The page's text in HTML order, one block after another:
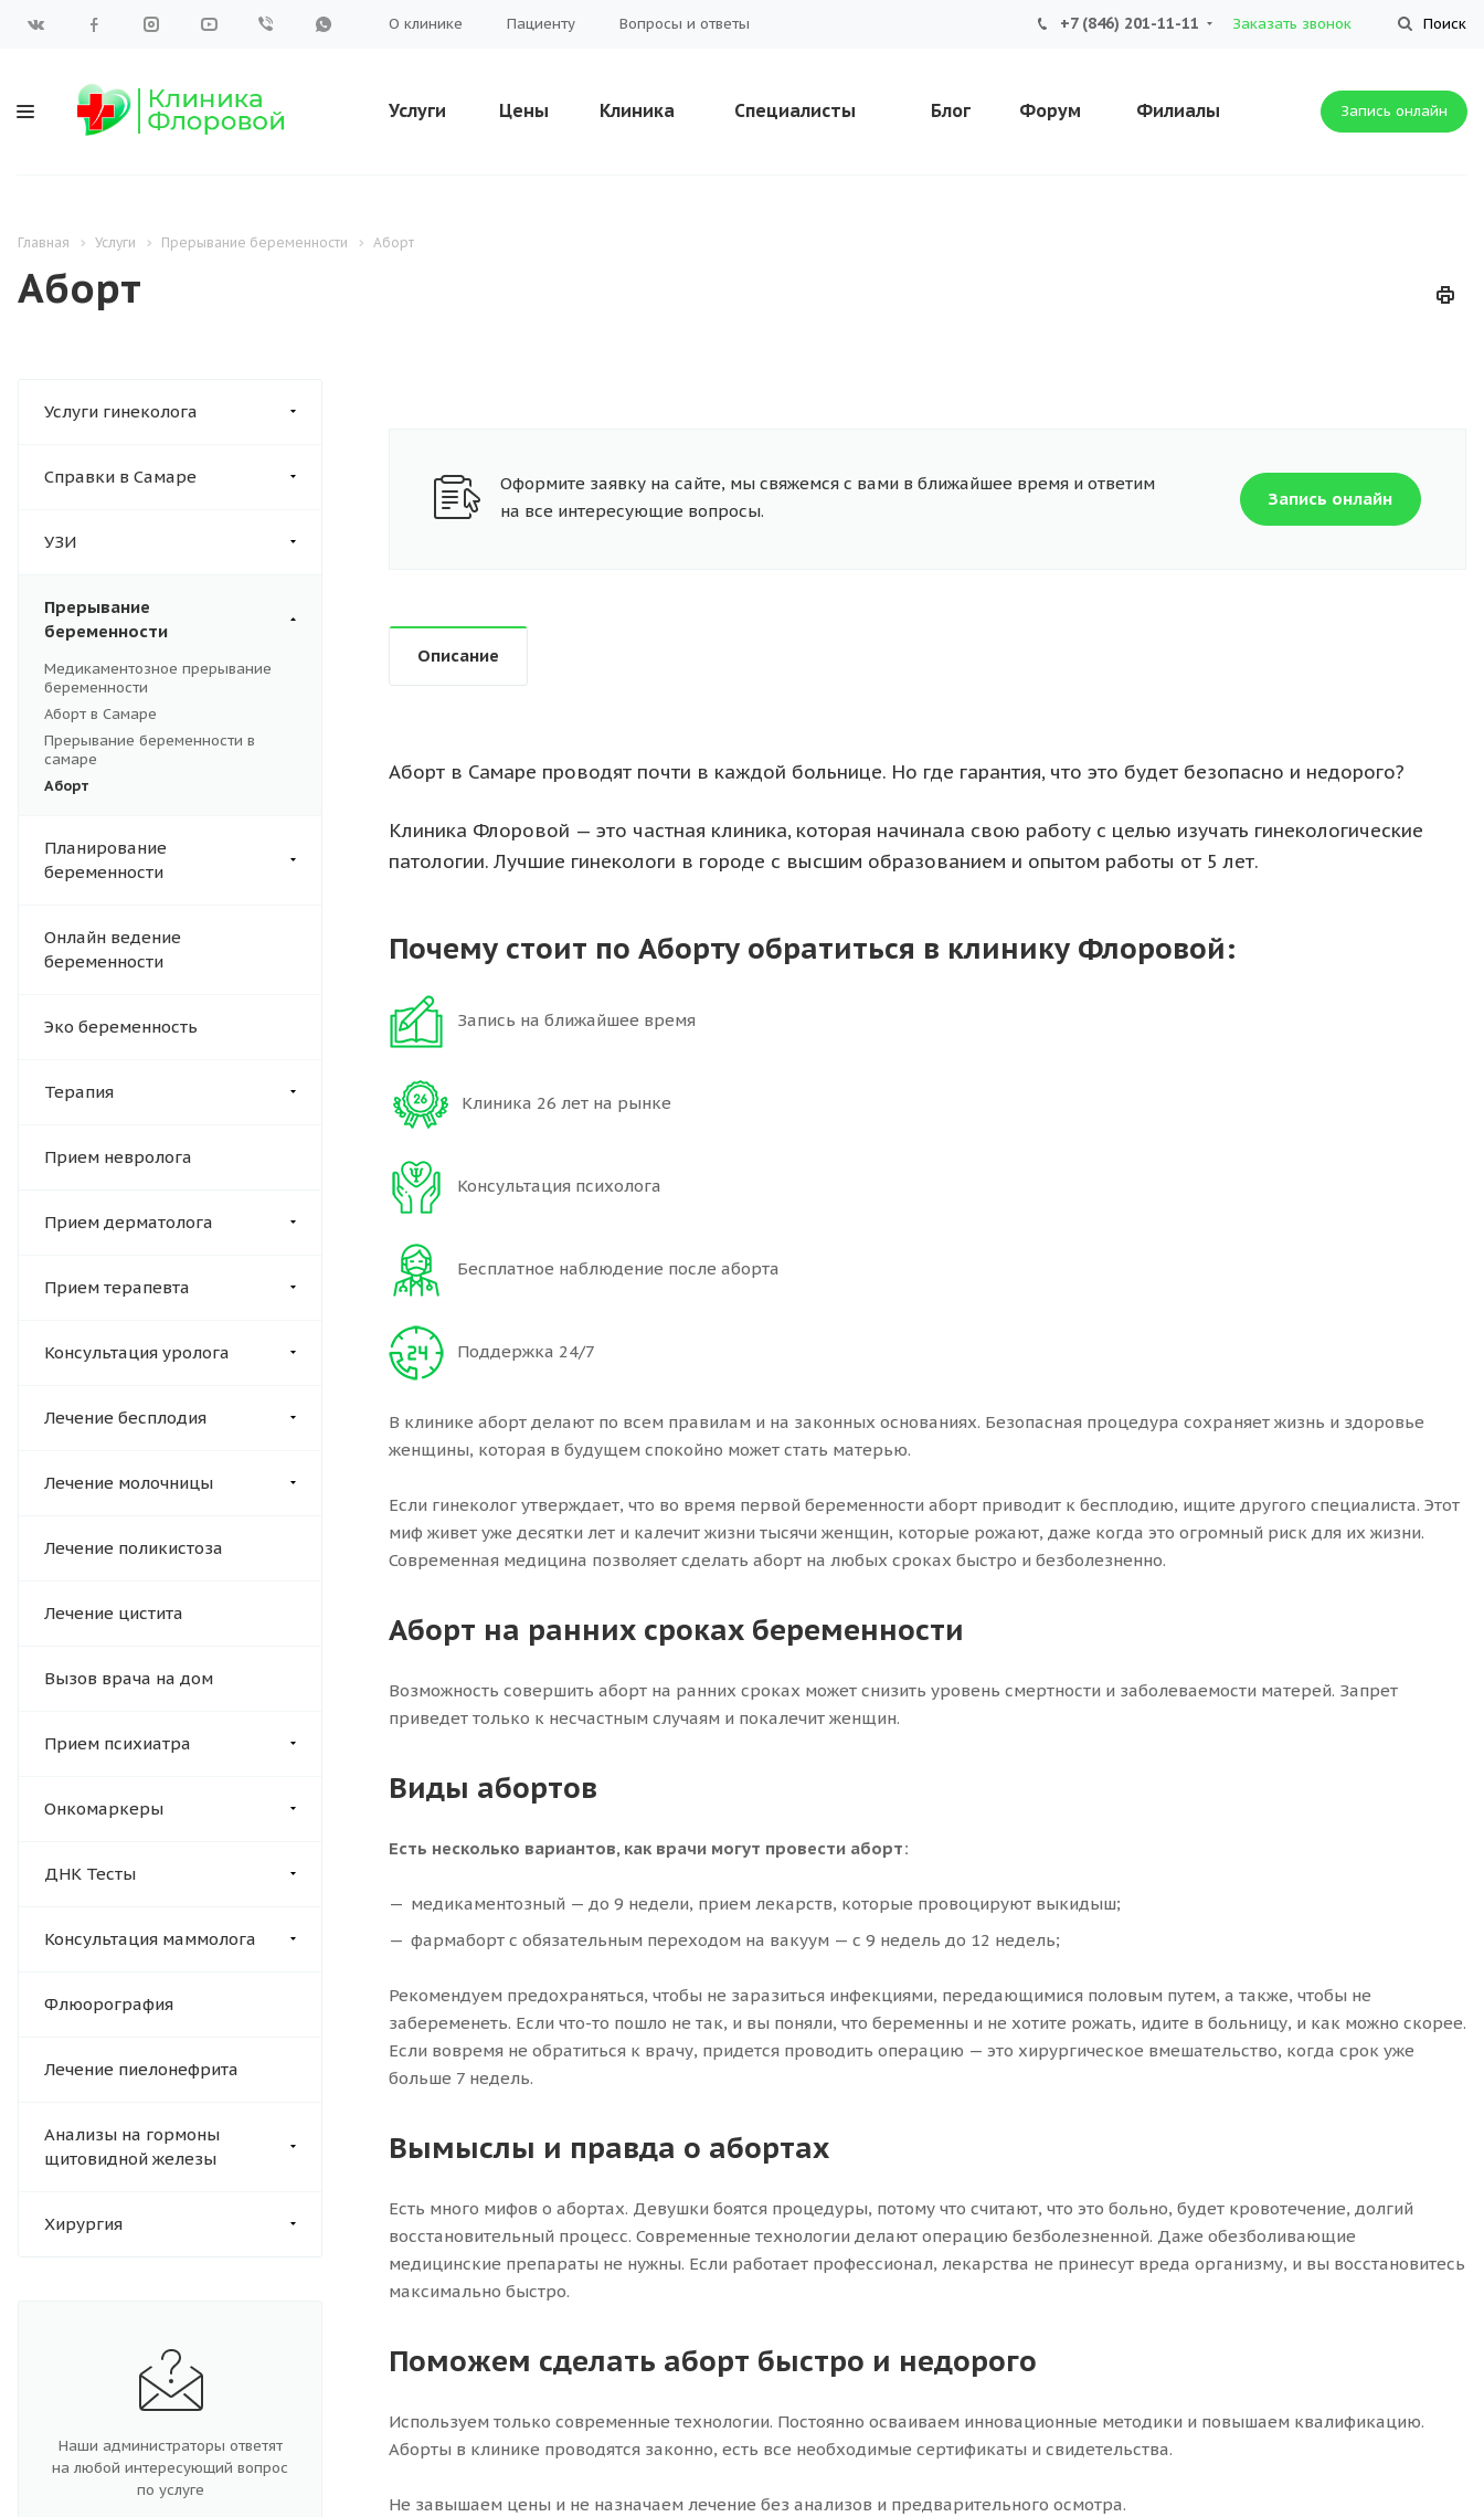
Поиск
О клинике Пациенту Вопросы и ответы +7 (846) 201-11-11 Заказать звонок
Запись онлайн
Услуги Цены Клиника Специалисты Блог Форум Филиалы
Главная Услуги Прерывание беременности Аборт
Аборт
Услуги гинеколога
Справки в Самаре
УЗИ
Прерывание
беременности
Медикаментозное прерывание
беременности
Аборт в Самаре
Прерывание беременности в
самаре
Аборт
Планирование
беременности
Онлайн ведение
беременности
Эко беременность
Терапия
Прием невролога
Прием дерматолога
Прием терапевта
Консультация уролога
Лечение бесплодия
Лечение молочницы
Лечение поликистоза
Лечение цистита
Вызов врача на дом
Прием психиатра
Онкомаркеры
ДНК Тесты
Консультация маммолога
Флюорография
Лечение пиелонефрита
Анализы на гормоны
щитовидной железы
Хирургия
Наши администраторы ответят
на любой интересующий вопрос
по услуге
Оформите заявку на сайте, мы свяжемся с вами в ближайшее время и ответим
на все интересующие вопросы.
Запись онлайн
Описание
Аборт в Самаре проводят почти в каждой больнице. Но где гарантия, что это будет безопасно и недорого?
Клиника Флоровой — это частная клиника, которая начинала свою работу с целью изучать гинекологические
патологии. Лучшие гинекологи в городе с высшим образованием и опытом работы от 5 лет.
Почему стоит по Аборту обратиться в клинику Флоровой:
Запись на ближайшее время
Клиника 26 лет на рынке
Консультация психолога
Бесплатное наблюдение после аборта
Поддержка 24/7
В клинике аборт делают по всем правилам и на законных основаниях. Безопасная процедура сохраняет жизнь и здоровье
женщины, которая в будущем спокойно может стать матерью.
Если гинеколог утверждает, что во время первой беременности аборт приводит к бесплодию, ищите другого специалиста. Этот
миф живет уже десятки лет и калечит жизни тысячи женщин, которые рожают, даже когда это огромный риск для их жизни.
Современная медицина позволяет сделать аборт на любых сроках быстро и безболезненно.
Аборт на ранних сроках беременности
Возможность совершить аборт на ранних сроках может снизить уровень смертности и заболеваемости матерей. Запрет
приведет только к несчастным случаям и покалечит женщин.
Виды абортов
Есть несколько вариантов, как врачи могут провести аборт:
медикаментозный — до 9 недели, прием лекарств, которые провоцируют выкидыш;
фармаборт с обязательным переходом на вакуум — с 9 недель до 12 недель;
Рекомендуем предохраняться, чтобы не заразиться инфекциями, передающимися половым путем, а также, чтобы не
забеременеть. Если что-то пошло не так, и вы поняли, что беременны и не хотите рожать, идите в больницу, и как можно скорее.
Если вовремя не обратиться к врачу, придется проводить операцию — это хирургическое вмешательство, когда срок уже
больше 7 недель.
Вымыслы и правда о абортах
Есть много мифов о абортах. Девушки боятся процедуры, потому что считают, что это больно, будет кровотечение, долгий
восстановительный процесс. Современные технологии делают операцию безболезненной. Даже обезболивающие
медицинские препараты не нужны. Если работает профессионал, лекарства не принесут вреда организму, и вы восстановитесь
максимально быстро.
Поможем сделать аборт быстро и недорого
Используем только современные технологии. Постоянно осваиваем инновационные методики и повышаем квалификацию.
Аборты в клинике проводятся законно, есть все необходимые сертификаты и свидетельства.
Не завышаем цены и не назначаем лечение без анализов и предварительного осмотра.